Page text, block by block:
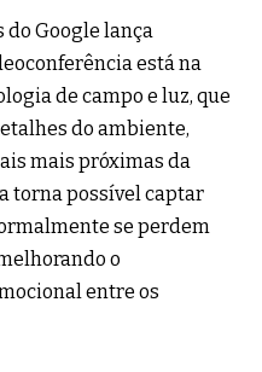
Google lança
está na
de campo e luz, que
do ambiente,
mais próximas da
torna possível captar
se perdem
o
entre os